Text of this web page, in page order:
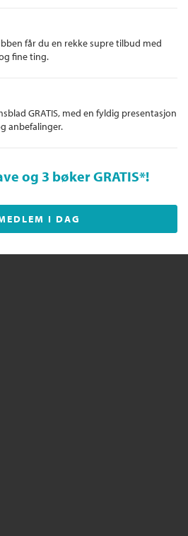
får du en rekke supre tilbud med
fine ting.
GRATIS, med en fyldig presentasjon
anbefalinger.
og 3 bøker GRATIS*!
I DAG